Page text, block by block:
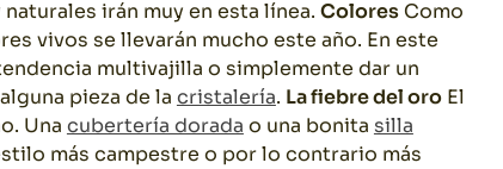
irán muy en esta línea. ColoresComo
vivos se llevarán mucho este año. En este
multivajilla o simplemente dar un
pieza de la cristalería. La fiebre del oroEl
Una cubertería dorada o una bonita silla
más campestre o por lo contrario más